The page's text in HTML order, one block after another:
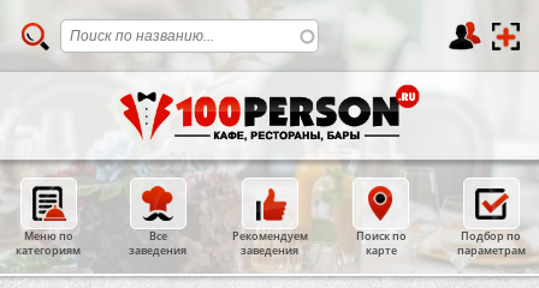
Меню по
категориям
Все
заведения
Рекомендуем
заведения
Поиск по
карте
Подбор по
параметрам